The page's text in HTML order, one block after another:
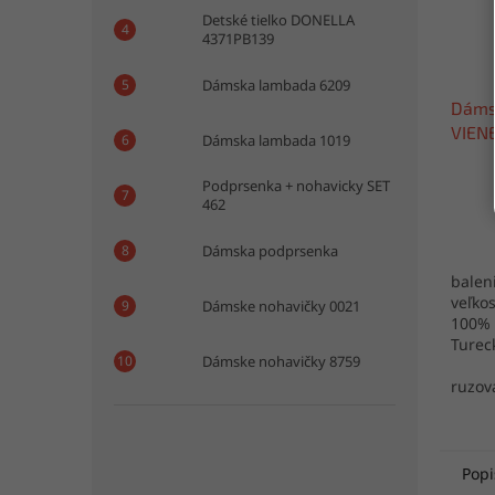
Detské tielko DONELLA
4371PB139
Dámska lambada 6209
Dámska lambada 1019
Podprsenka + nohavicky SET
462
Dámska podprsenka
Dámske nohavičky 0021
Dámske nohavičky 8759